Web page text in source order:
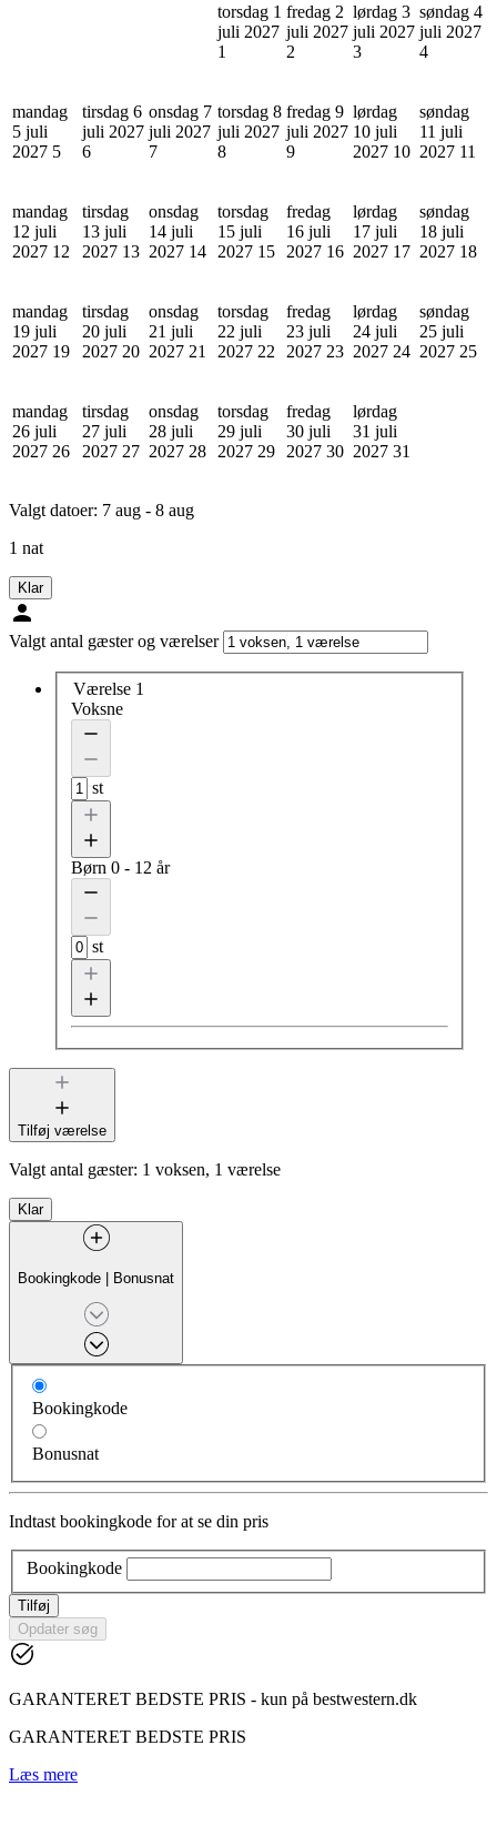
torsdag 1
juli 2027
1
fredag 2
juli 2027
2
lørdag 3
juli 2027
3
søndag 4
juli 2027
4
mandag
5 juli
2027 5
tirsdag 6
juli 2027
6
onsdag 7
juli 2027
7
torsdag 8
juli 2027
8
fredag 9
juli 2027
9
lørdag
10 juli
2027 10
søndag
11 juli
2027 11
mandag
12 juli
2027 12
tirsdag
13 juli
2027 13
onsdag
14 juli
2027 14
torsdag
15 juli
2027 15
fredag
16 juli
2027 16
lørdag
17 juli
2027 17
søndag
18 juli
2027 18
mandag
19 juli
2027 19
tirsdag
20 juli
2027 20
onsdag
21 juli
2027 21
torsdag
22 juli
2027 22
fredag
23 juli
2027 23
lørdag
24 juli
2027 24
søndag
25 juli
2027 25
mandag
26 juli
2027 26
tirsdag
27 juli
2027 27
onsdag
28 juli
2027 28
torsdag
29 juli
2027 29
fredag
30 juli
2027 30
lørdag
31 juli
2027 31
Valgt datoer: 7 aug - 8 aug
1 nat
Klar
Valgt antal gæster og værelser
Værelse 1
Voksne
st
Børn 0 - 12 år
st
Tilføj værelse
Valgt antal gæster: 1 voksen, 1 værelse
Klar
Bookingkode | Bonusnat
Bookingkode
Bonusnat
Indtast bookingkode for at se din pris
Bookingkode
Tilføj
Opdater søg
GARANTERET BEDSTE PRIS - kun på bestwestern.dk
GARANTERET BEDSTE PRIS
Læs mere